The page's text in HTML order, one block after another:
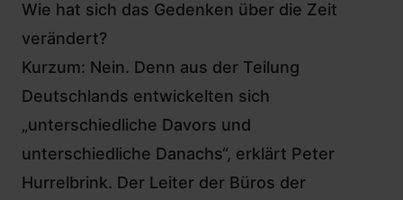
Wie hat sich das Gedenken über die Zeit
verändert?
Kurzum: Nein. Denn aus der Teilung
Deutschlands entwickelten sich
„unterschiedliche Davors und
unterschiedliche Danachs“, erklärt Peter
Hurrelbrink. Der Leiter der Büros der